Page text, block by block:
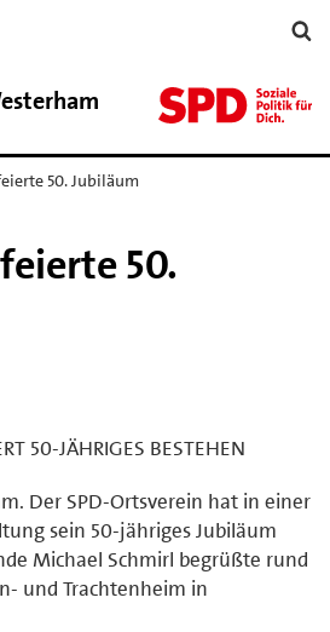
50. Jubiläum
50.
50-JÄHRIGES BESTEHEN
Der SPD-Ortsverein hat in einer
sein 50-jähriges Jubiläum
Michael Schmirl begrüßte rund
und Trachtenheim in